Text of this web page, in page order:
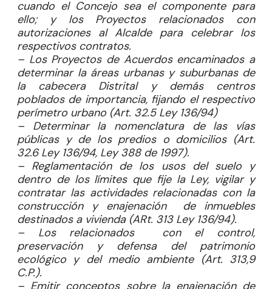
cuando el Concejo sea el componente para
ello; y los Proyectos relacionados con
autorizaciones al Alcalde para celebrar los
respectivos contratos.
– Los Proyectos de Acuerdos encaminados a
determinar la áreas urbanas y suburbanas de
la cabecera Distrital y demás centros
poblados de importancia, fijando el respectivo
perímetro urbano (Art. 32.5 Ley 136/94)
– Determinar la nomenclatura de las vías
públicas y de los predios o domicilios (Art.
32.6 Ley 136/94, Ley 388 de 1997).
– Reglamentación de los usos del suelo y
dentro de los límites que fije la Ley, vigilar y
contratar las actividades relacionadas con la
construcción y enajenación de inmuebles
destinados a vivienda (ARt. 313 Ley 136/94).
– Los relacionados con el control,
preservación y defensa del patrimonio
ecológico y del medio ambiente (Art. 313,9
C.P.).
– Emitir conceptos sobre la enajenación de